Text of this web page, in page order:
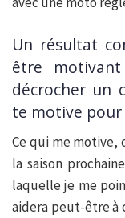
Un résultat
être
décrocher un
te motive pour
Ce qui me motive,
la saison
laquelle je me
aidera peut-être à